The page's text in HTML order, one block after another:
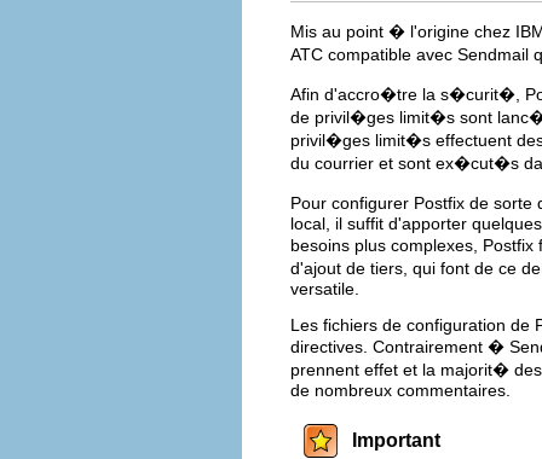
Mis au point � l'origine chez
ATC compatible avec
Afin d'accro�tre la s�curit�,
de privil�ges limit�s sont
privil�ges limit�s effectuent
du courrier et sont ex�cut�s
Pour configurer Postfix de
local, il suffit d'apporter
besoins plus complexes,
d'ajout de tiers, qui font de ce
versatile.
Les fichiers de configuration de
directives. Contrairement �
prennent effet et la majorit�
de nombreux commentaires.
Important